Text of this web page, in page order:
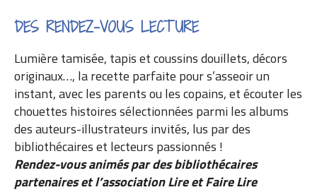
DES RENDEZ-VOUS LECTURE
Lumière tamisée, tapis et coussins douillets, décors
originaux…, la recette parfaite pour s’asseoir un
instant, avec les parents ou les copains, et écouter les
chouettes histoires sélectionnées parmi les albums
des auteurs-illustrateurs invités, lus par des
bibliothécaires et lecteurs passionnés !
Rendez-vous animés par des bibliothécaires
partenaires et l’association Lire et Faire Lire